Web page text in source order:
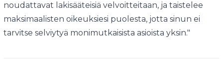
noudattavat lakisääteisiä velvoitteitaan, ja taistelee
maksimaalisten oikeuksiesi puolesta, jotta sinun ei
tarvitse selviytyä monimutkaisista asioista yksin."